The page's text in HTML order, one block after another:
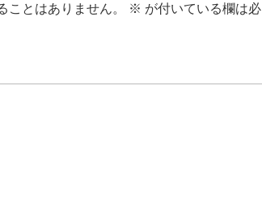
ことはありません。 ※ が付いている欄は必